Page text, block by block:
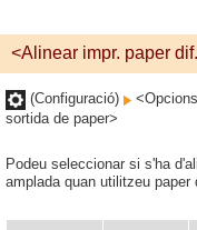
<Alinear impr. paper
(Configuració)
sortida de paper>
Podeu seleccionar si s'ha
amplada quan utilitzeu paper